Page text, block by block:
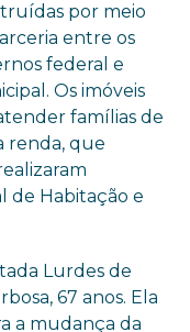
por meio
entre os
federal e
Os imóveis
famílias de
renda, que
de Habitação e
Lurdes de
67 anos. Ela
a mudança da